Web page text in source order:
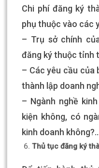
Chi phí đăng ký
phụ thuộc vào các
– Trụ sở chính
đăng ký thuộc tỉnh
– Các yêu cầu của
thành lập doanh
– Ngành nghề
kiện không, có
kinh doanh
Thủ tục đăng ký